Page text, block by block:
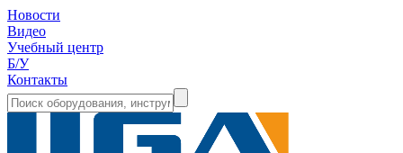
Новости
Видео
Учебный центр
Б/У
Контакты